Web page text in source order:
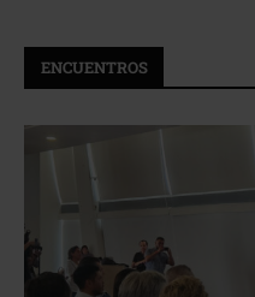
ENCUENTROS